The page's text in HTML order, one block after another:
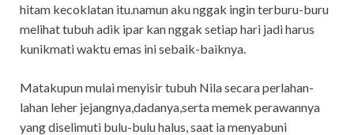
hitam kecoklatan itu.namun aku nggak ingin terburu-buru
melihat tubuh adik ipar kan nggak setiap hari jadi harus
kunikmati waktu emas ini sebaik-baiknya.
Matakupun mulai menyisir tubuh Nila secara perlahan-
lahan leher jejangnya,dadanya,serta memek perawannya
yang diselimuti bulu-bulu halus, saat ia menyabuni